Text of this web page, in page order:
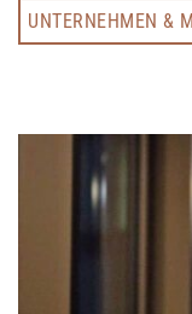
UNTERNEHMEN &